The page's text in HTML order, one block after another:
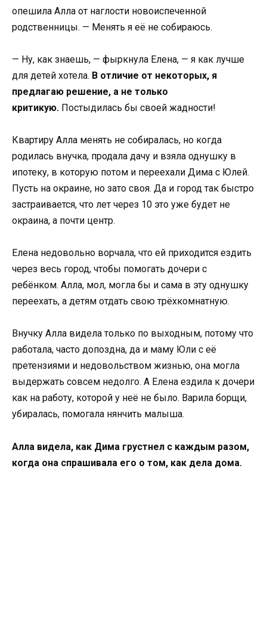
опешила Алла от наглости новоиспеченной
родственницы. — Менять я её не собираюсь.
— Ну, как знаешь, — фыркнула Елена, — я как лучше
для детей хотела. В отличие от некоторых, я
предлагаю решение, а не только
критикую. Постыдилась бы своей жадности!
Квартиру Алла менять не собиралась, но когда
родилась внучка, продала дачу и взяла однушку в
ипотеку, в которую потом и переехали Дима с Юлей.
Пусть на окраине, но зато своя. Да и город так быстро
застраивается, что лет через 10 это уже будет не
окраина, а почти центр.
Елена недовольно ворчала, что ей приходится ездить
через весь город, чтобы помогать дочери с
ребёнком. Алла, мол, могла бы и сама в эту однушку
переехать, а детям отдать свою трёхкомнатную.
Внучку Алла видела только по выходным, потому что
работала, часто допоздна, да и маму Юли с её
претензиями и недовольством жизнью, она могла
выдержать совсем недолго. А Елена ездила к дочери
как на работу, которой у неё не было. Варила борщи,
убиралась, помогала нянчить малыша.
Алла видела, как Дима грустнел с каждым разом,
когда она спрашивала его о том, как дела дома.